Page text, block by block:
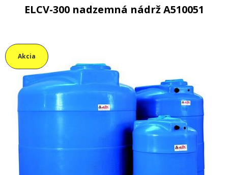
ELCV-300 nadzemná nádrž A510051
Akcia